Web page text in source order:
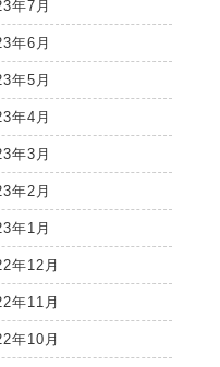
年7月
年6月
年5月
年4月
年3月
年2月
年1月
年12月
年11月
年10月